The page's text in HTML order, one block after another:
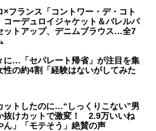
×フランス「コントワー・デ・コト
ーデュロイジャケット＆バレルパ
ットアップ、デニムブラウス…全7
に…「セパレート帰省」が注目を集
の約4割「経験はないがしてみた
ットしたのに…“しっくりこない”男
けカットで激変！ 2.9万いいね
ん」「モテそう」絶賛の声